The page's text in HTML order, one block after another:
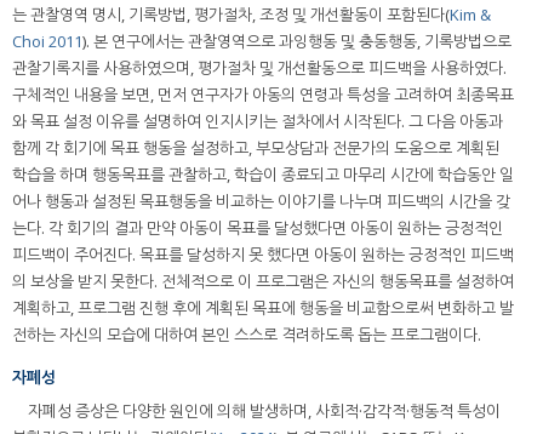
는 관찰영역 명시, 기록방법, 평가절차, 조정 및 개선활동이 포함된다(Kim &
Choi 2011). 본 연구에서는 관찰영역으로 과잉행동 및 충동행동, 기록방법으로
관찰기록지를 사용하였으며, 평가절차 및 개선활동으로 피드백을 사용하였다.
구체적인 내용을 보면, 먼저 연구자가 아동의 연령과 특성을 고려하여 최종목표
와 목표 설정 이유를 설명하여 인지시키는 절차에서 시작된다. 그 다음 아동과
함께 각 회기에 목표 행동을 설정하고, 부모상담과 전문가의 도움으로 계획된
학습을 하며 행동목표를 관찰하고, 학습이 종료되고 마무리 시간에 학습동안 일
어나 행동과 설정된 목표행동을 비교하는 이야기를 나누며 피드백의 시간을 갖
는다. 각 회기의 결과 만약 아동이 목표를 달성했다면 아동이 원하는 긍정적인
피드백이 주어진다. 목표를 달성하지 못 했다면 아동이 원하는 긍정적인 피드백
의 보상을 받지 못한다. 전체적으로 이 프로그램은 자신의 행동목표를 설정하여
계획하고, 프로그램 진행 후에 계획된 목표에 행동을 비교함으로써 변화하고 발
전하는 자신의 모습에 대하여 본인 스스로 격려하도록 돕는 프로그램이다.
자폐성
자폐성 증상은 다양한 원인에 의해 발생하며, 사회적·감각적·행동적 특성이